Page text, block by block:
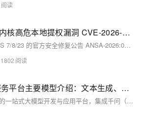
【安全公告】Linux 内核高危本地提权漏洞 CVE-2026-31431 龙蜥已修复，请及时升级更新
龙蜥社区已发布 Anolis OS 7/8/23 的官方安全修复公告 ANSA-2026:0566、ANSA-2026:0565、ANSA-2026:0564。受影响用户请立即完成修复。
1802
阿里云百炼大模型服务平台主要模型介绍：文本生成、图像与视频、音频与语音等热门模型与能力简介
阿里云百炼是阿里云推出的一站式大模型开发与应用平台，集成千问（Qwen）全系列及DeepSeek、Kimi、GLM、MiniMax等主流第三方大模型，覆盖文本、图像、音频、视频、向量等多模态能力。开发者可通过OpenAI兼容API直接调用模型，业务人员则可借助可视化工具快速搭建智能体、知识库问答等AI应用，无需自行部署运维。新用户注册开通即可获赠超7000万tokens免费额度，支持从模型体验到应用落地的流程服务，显著降低AI应用开发门槛。